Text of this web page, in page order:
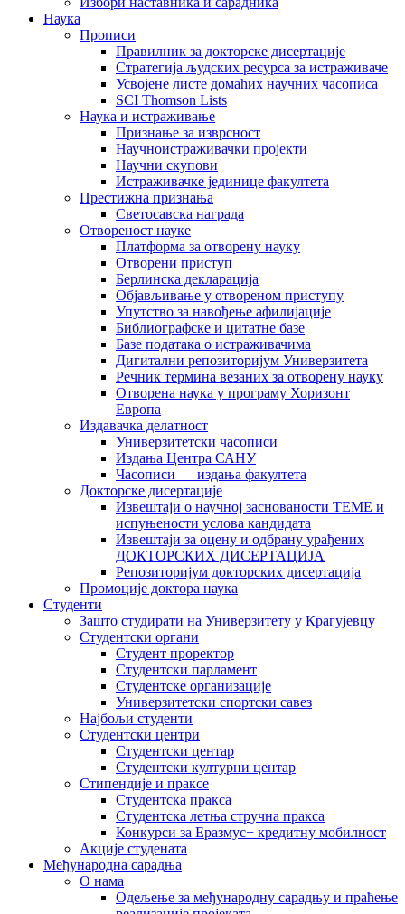
Наука
Прописи
Правилник за докторске дисертације
Стратегија људских ресурса за истраживаче
Усвојене листе домаћих научних часописа
SCI Thomson Lists
Наука и истраживање
Признање за изврсност
Научноистраживачки пројекти
Научни скупови
Истраживачке јединице факултета
Престижна признања
Светосавска награда
Отвореност науке
Платформа за отворену науку
Отворени приступ
Берлинска декларација
Објављивање у отвореном приступу
Упутство за навођење афилијације
Библиографске и цитатне базе
Базе података о истраживачима
Дигитални репозиторијум Универзитета
Рeчник термина везаних за отворену науку
Отворена наука у програму Хоризонт
Европа
Издавачка делатност
Универзитетски часописи
Издања Центра САНУ
Часописи — издања факултета
Докторске дисертације
Извештаји о научној заснованости ТЕМЕ и
испуњености услова кандидата
Извештаји за оцену и одбрану урађених
ДОКТОРСКИХ ДИСЕРТАЦИЈА
Репозиторијум докторских дисертација
Промоције доктора наука
Студенти
Зашто студирати на Универзитету у Крагујевцу
Студентски органи
Студент проректор
Студентски парламент
Студентске организације
Универзитетски спортски савез
Најбољи студенти
Студентски центри
Студентски центар
Студентски културни центар
Стипендије и праксе
Студентска пракса
Студентска летња стручна пракса
Конкурси за Еразмус+ кредитну мобилност
Акције студената
Међународна сарадња
О нама
Одељење за међународну сарадњу и праћење